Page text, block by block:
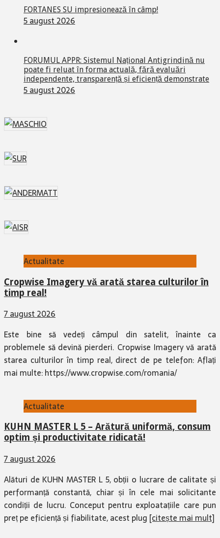
FORTANES SU impresionează în câmp!
5 august 2026
FORUMUL APPR: Sistemul Național Antigrindină nu
poate fi reluat în forma actuală, fără evaluări
independente, transparență și eficiență demonstrate
5 august 2026
Actualitate
Cropwise Imagery vă arată starea culturilor în
timp real!
7 august 2026
Este bine să vedeți câmpul din satelit, înainte ca
problemele să devină pierderi. Cropwise Imagery vă arată
starea culturilor în timp real, direct de pe telefon: Aflați
mai multe: https://www.cropwise.com/romania/
Actualitate
KUHN MASTER L 5 – Arătură uniformă, consum
optim și productivitate ridicată!
7 august 2026
Alături de KUHN MASTER L 5, obții o lucrare de calitate și
performanță constantă, chiar și în cele mai solicitante
condiții de lucru. Conceput pentru exploatațiile care pun
preț pe eficiență și fiabilitate, acest plug [citește mai mult]